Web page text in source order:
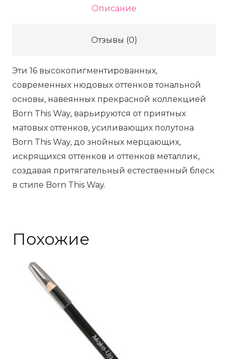
Way
-
The
Natural
Nudes,
12
г
Описание
Отзывы (0)
Эти 16 высокопигментированных,
современных нюдовых оттенков тональной
основы, навеянных прекрасной коллекцией
Born This Way, варьируются от приятных
матовых оттенков, усиливающих полутона
Born This Way, до знойных мерцающих,
искрящихся оттенков и оттенков металлик,
создавая притягательный естественный блеск
в стиле Born This Way.
Похожие